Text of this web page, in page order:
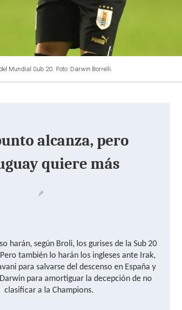
Mundial Sub 20. Foto: Darwin Borrelli.
alcanza, pero
quiere más
harán, según Broli, los gurises de la Sub 20
también lo harán los ingleses ante Irak,
para salvarse del descenso en España y
para amortiguar la decepción de no
clasificar a la Champions.